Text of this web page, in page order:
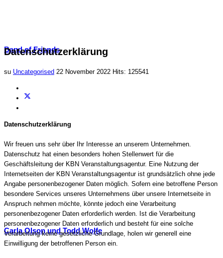
Band of Friends
Carla Olson und Todd Wolfe
Datenschutzerklärung
su Uncategorised 22 November 2022 Hits: 125541
Datenschutzerklärung
Wir freuen uns sehr über Ihr Interesse an unserem Unternehmen.
Datenschutz hat einen besonders hohen Stellenwert für die
Geschäftsleitung der KBN Veranstaltungsagentur. Eine Nutzung der
Internetseiten der KBN Veranstaltungsagentur ist grundsätzlich ohne jede
Angabe personenbezogener Daten möglich. Sofern eine betroffene Person
besondere Services unseres Unternehmens über unsere Internetseite in
Anspruch nehmen möchte, könnte jedoch eine Verarbeitung
personenbezogener Daten erforderlich werden. Ist die Verarbeitung
personenbezogener Daten erforderlich und besteht für eine solche
Verarbeitung keine gesetzliche Grundlage, holen wir generell eine
Einwilligung der betroffenen Person ein.